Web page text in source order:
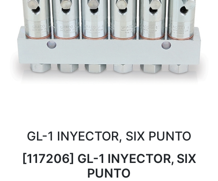
GL-1 INYECTOR, SIX PUNTO
[117206] GL-1 INYECTOR, SIX
PUNTO